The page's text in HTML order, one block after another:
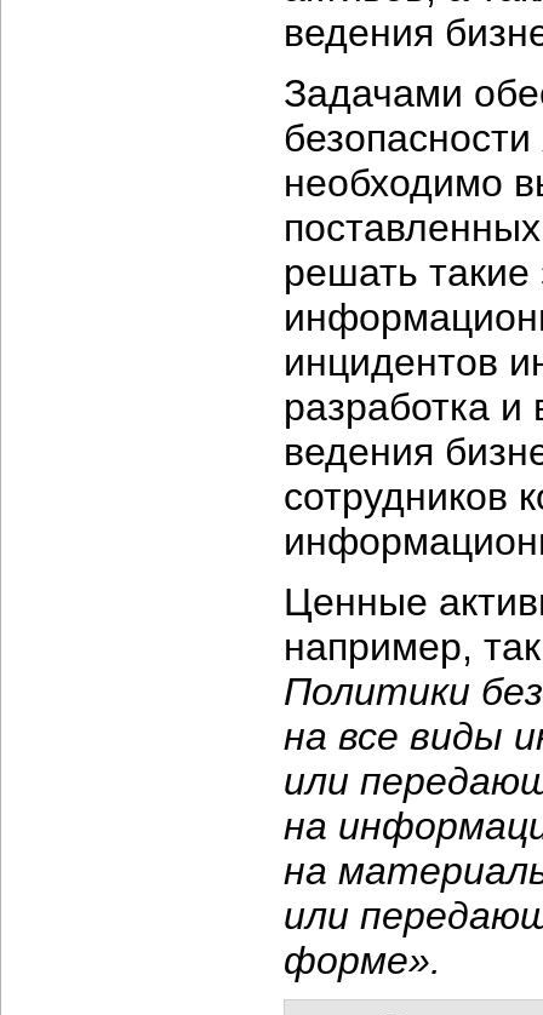
ведения
Задачами
необходимо
решать такие
инцидентов
разработка
ведения
сотрудников
Ценные
например,
Политики
на все виды
или
на
на
или
форме».